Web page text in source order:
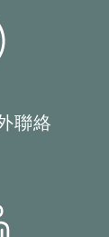
聯絡